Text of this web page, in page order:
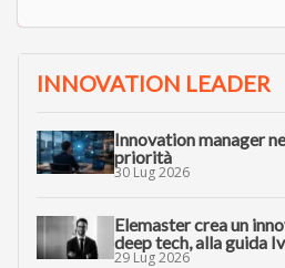
INNOVATION LEADER
Innovation manager
priorità
30 Lug 2026
Elemaster crea un
deep tech, alla guida
29 Lug 2026